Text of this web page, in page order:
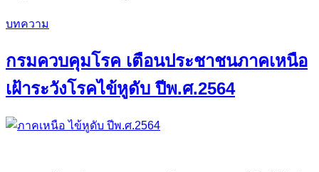
บทความ
กรมควบคุมโรค เตือนประชาชนภาคเหนือ
เฝ้าระวังโรคไข้หูดับ ปีพ.ศ.2564